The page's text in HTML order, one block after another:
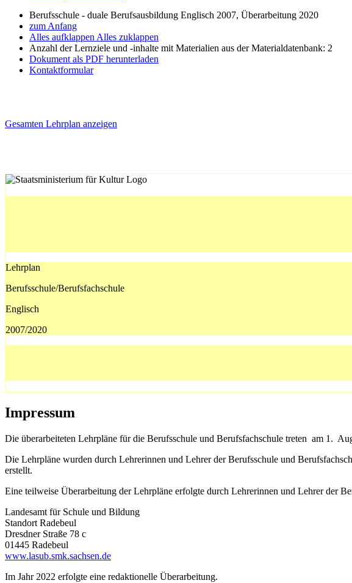
Berufsschule - duale Berufsausbildung Englisch 2007, Überarbeitung 2020
zum Anfang
Alles aufklappen Alles zuklappen
Anzahl der Lernziele und -inhalte mit Materialien aus der Materialdatenbank: 2
Dokument als PDF herunterladen
Kontaktformular
Gesamten Lehrplan anzeigen
Lehrplan
Berufsschule/Berufsfachschule
Englisch
2007/2020
Impressum
Die überarbeiteten Lehrpläne für die Berufsschule und Berufsfachschule treten am 1.
Die Lehrpläne wurden durch Lehrerinnen und Lehrer der Berufsschule und
erstellt.
Eine teilweise Überarbeitung der Lehrpläne erfolgte durch Lehrerinnen und Lehrer der
Landesamt für Schule und Bildung
Standort Radebeul
Dresdner Straße 78 c
01445 Radebeul
www.lasub.smk.sachsen.de
Im Jahr 2022 erfolgte eine redaktionelle Überarbeitung.